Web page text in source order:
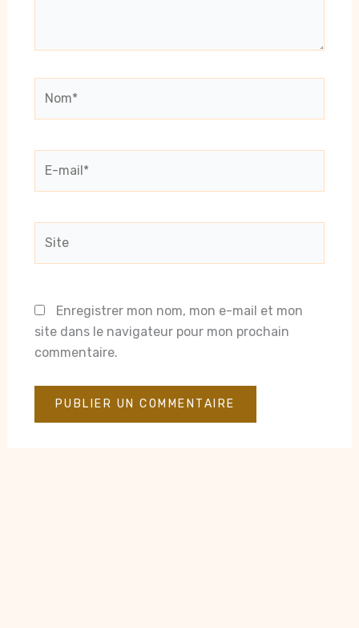
mail*
Enregistrer mon nom, mon e-mail et mon
site dans le navigateur pour mon prochain
commentaire.